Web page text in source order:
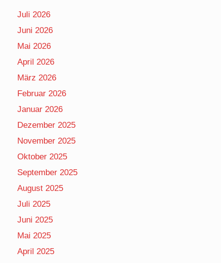
Juli 2026
Juni 2026
Mai 2026
April 2026
März 2026
Februar 2026
Januar 2026
Dezember 2025
November 2025
Oktober 2025
September 2025
August 2025
Juli 2025
Juni 2025
Mai 2025
April 2025